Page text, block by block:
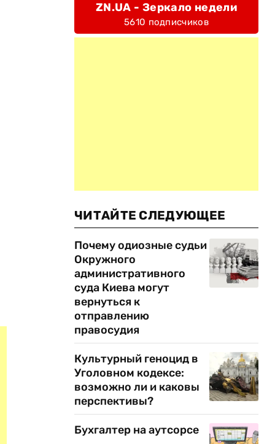
ZN.UA - Зеркало недели
5610 подписчиков
ЧИТАЙТЕ СЛЕДУЮЩЕЕ
Почему одиозные судьи
Окружного
административного
суда Киева могут
вернуться к
отправлению
правосудия
Культурный геноцид в
Уголовном кодексе:
возможно ли и каковы
перспективы?
Бухгалтер на аутсорсе